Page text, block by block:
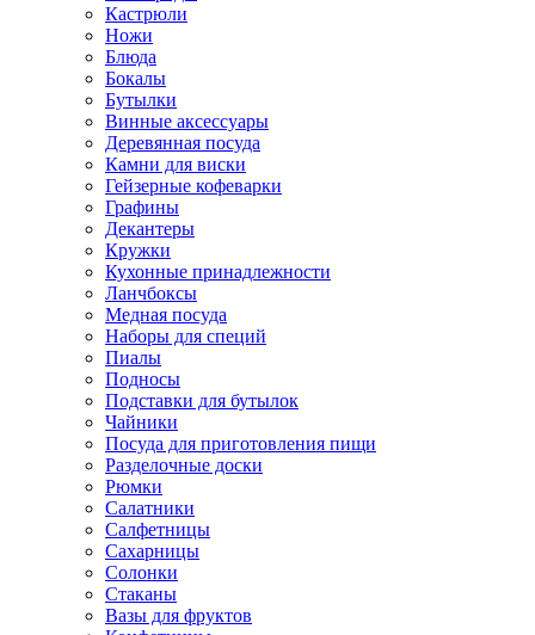
Кастрюли
Ножи
Блюда
Бокалы
Бутылки
Винные аксессуары
Деревянная посуда
Камни для виски
Гейзерные кофеварки
Графины
Декантеры
Кружки
Кухонные принадлежности
Ланчбоксы
Медная посуда
Наборы для специй
Пиалы
Подносы
Подставки для бутылок
Чайники
Посуда для приготовления пищи
Разделочные доски
Рюмки
Салатники
Салфетницы
Сахарницы
Солонки
Стаканы
Вазы для фруктов